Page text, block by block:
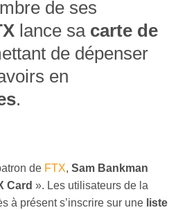
de ses
lance sa carte de
de dépenser
en
.
de FTX, Sam Bankman
Card ». Les utilisateurs de la
à présent s’inscrire sur une liste